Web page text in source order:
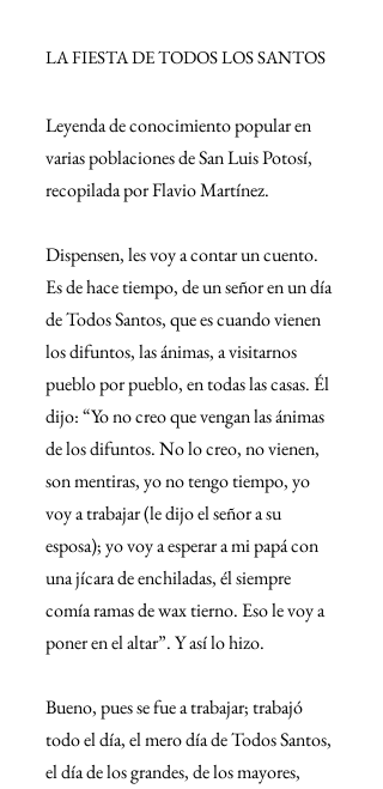
LA FIESTA DE TODOS LOS SANTOS
Leyenda de conocimiento popular en
varias poblaciones de San Luis Potosí,
recopilada por Flavio Martínez.
Dispensen, les voy a contar un cuento.
Es de hace tiempo, de un señor en un día
de Todos Santos, que es cuando vienen
los difuntos, las ánimas, a visitarnos
pueblo por pueblo, en todas las casas. Él
dijo: “Yo no creo que vengan las ánimas
de los difuntos. No lo creo, no vienen,
son mentiras, yo no tengo tiempo, yo
voy a trabajar (le dijo el señor a su
esposa); yo voy a esperar a mi papá con
una jícara de enchiladas, él siempre
comía ramas de wax tierno. Eso le voy a
poner en el altar”. Y así lo hizo.
Bueno, pues se fue a trabajar; trabajó
todo el día, el mero día de Todos Santos,
el día de los grandes, de los mayores,